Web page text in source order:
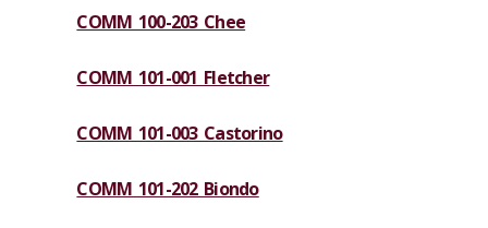
COMM 100-203 Chee
COMM 101-001 Fletcher
COMM 101-003 Castorino
COMM 101-202 Biondo